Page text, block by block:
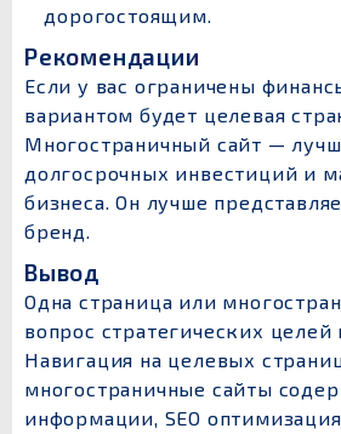
дорогостоящим.
Рекомендации
Если у вас ограничены
вариантом будет целевая
Многостраничный сайт —
долгосрочных инвестиций и
бизнеса. Он лучше
бренд.
Вывод
Одна страница или
вопрос стратегических
Навигация на целевых
многостраничные сайты
информации, SEO